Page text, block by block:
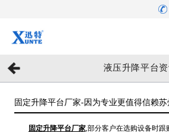
液压升降平台
固定升降平台厂家-因为专业更值得信赖
固定升降平台厂家,部分客户在选购设备时